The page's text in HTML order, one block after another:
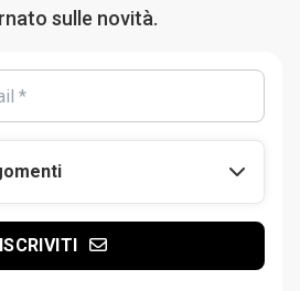
sulle novità.
ISCRIVITI